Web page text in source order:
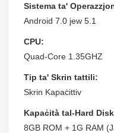
Sistema ta'
Android 7.0 jew 5.1
CPU:
Quad-Core 1.35GHZ
Tip ta' Skrin tattili:
Skrin Kapaċittiv
Kapaċità tal-Hard
8GB ROM + 1G RAM